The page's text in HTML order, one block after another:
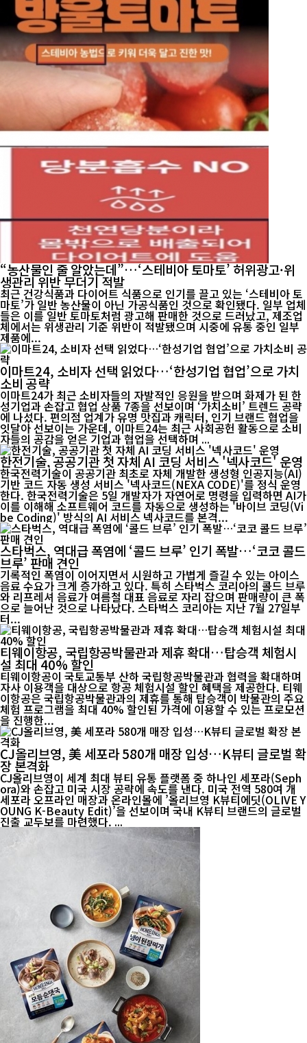
“농산물인 줄 알았는데”…‘스테비아 토마토’ 허위광고·위
생관리 위반 무더기 적발
최근 건강식품과 다이어트 식품으로 인기를 끌고 있는 ‘스테비아 토
마토’가 일반 농산물이 아닌 가공식품인 것으로 확인됐다. 일부 업체
들은 이를 일반 토마토처럼 광고해 판매한 것으로 드러났고, 제조업
체에서는 위생관리 기준 위반이 적발됐으며 시중에 유통 중인 일부
제품에...
이마트24, 소비자 선택 읽었다…‘한성기업 협업’으로 가치
소비 공략
이마트24가 최근 소비자들의 자발적인 응원을 받으며 화제가 된 한
성기업과 손잡고 협업 상품 7종을 선보이며 ‘가치소비’ 트렌드 공략
에 나섰다. 편의점 업계가 유명 맛집과 캐릭터, 인기 브랜드 협업을
잇달아 선보이는 가운데, 이마트24는 최근 사회공헌 활동으로 소비
자들의 공감을 얻은 기업과 협업을 선택하며 ...
한전기술, 공공기관 첫 자체 AI 코딩 서비스 '넥사코드' 운영
한국전력기술이 공공기관 최초로 자체 개발한 생성형 인공지능(AI)
기반 코드 자동 생성 서비스 '넥사코드(NEXA CODE)'를 정식 운영
한다. 한국전력기술은 5일 개발자가 자연어로 명령을 입력하면 AI가
이를 이해해 소프트웨어 코드를 자동으로 생성하는 '바이브 코딩(Vi
be Coding)' 방식의 AI 서비스 넥사코드를 본격...
스타벅스, 역대급 폭염에 ‘콜드 브루’ 인기 폭발…‘코코 콜드
브루’ 판매 견인
기록적인 폭염이 이어지면서 시원하고 가볍게 즐길 수 있는 아이스
음료 수요가 크게 증가하고 있다. 특히 스타벅스 코리아의 콜드 브루
와 리프레셔 음료가 여름철 대표 음료로 자리 잡으며 판매량이 큰 폭
으로 늘어난 것으로 나타났다. 스타벅스 코리아는 지난 7월 27일부
터...
티웨이항공, 국립항공박물관과 제휴 확대…탑승객 체험시
설 최대 40% 할인
티웨이항공이 국토교통부 산하 국립항공박물관과 협력을 확대하며
자사 이용객을 대상으로 항공 체험시설 할인 혜택을 제공한다. 티웨
이항공은 국립항공박물관과의 제휴를 통해 탑승객이 박물관의 주요
체험 프로그램을 최대 40% 할인된 가격에 이용할 수 있는 프로모션
을 진행한...
CJ올리브영, 美 세포라 580개 매장 입성…K뷰티 글로벌 확
장 본격화
CJ올리브영이 세계 최대 뷰티 유통 플랫폼 중 하나인 세포라(Seph
ora)와 손잡고 미국 시장 공략에 속도를 낸다. 미국 전역 580여 개
세포라 오프라인 매장과 온라인몰에 ’올리브영 K뷰티에딧(OLIVE Y
OUNG K-Beauty Edit)’을 선보이며 국내 K뷰티 브랜드의 글로벌
진출 교두보를 마련했다. ...